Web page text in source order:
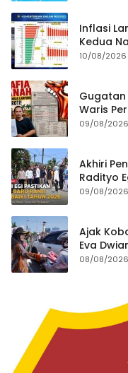
Inflasi
Kedua
Fokus
10/08/2026
Gugatan
Waris
Hasil
09/08/2026
Akhiri
Radityo
09/08/2026
Ajak
Eva
Putih ke
08/08/2026